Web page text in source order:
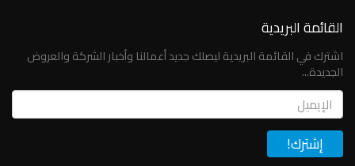
القائمة البريدية
اشترك في القائمة البريدية ليصلك جديد أعمالنا وأخبار الشركة والعروض
الجديدة...
Email